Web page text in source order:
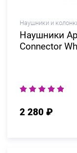
Наушники и
Наушники
Connector
2 280 ₽